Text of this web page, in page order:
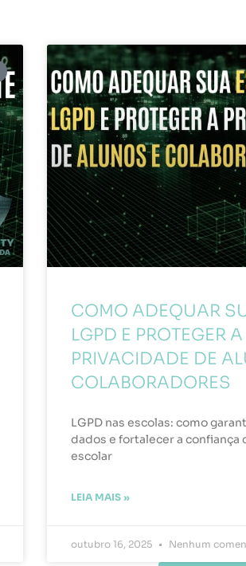
COMO ADEQUAR
LGPD E PROTEGER A
PRIVACIDADE DE
COLABORADORES
LGPD nas escolas: como
dados e fortalecer a confiança
escolar
LEIA MAIS »
outubro 16, 2025 Nenhum